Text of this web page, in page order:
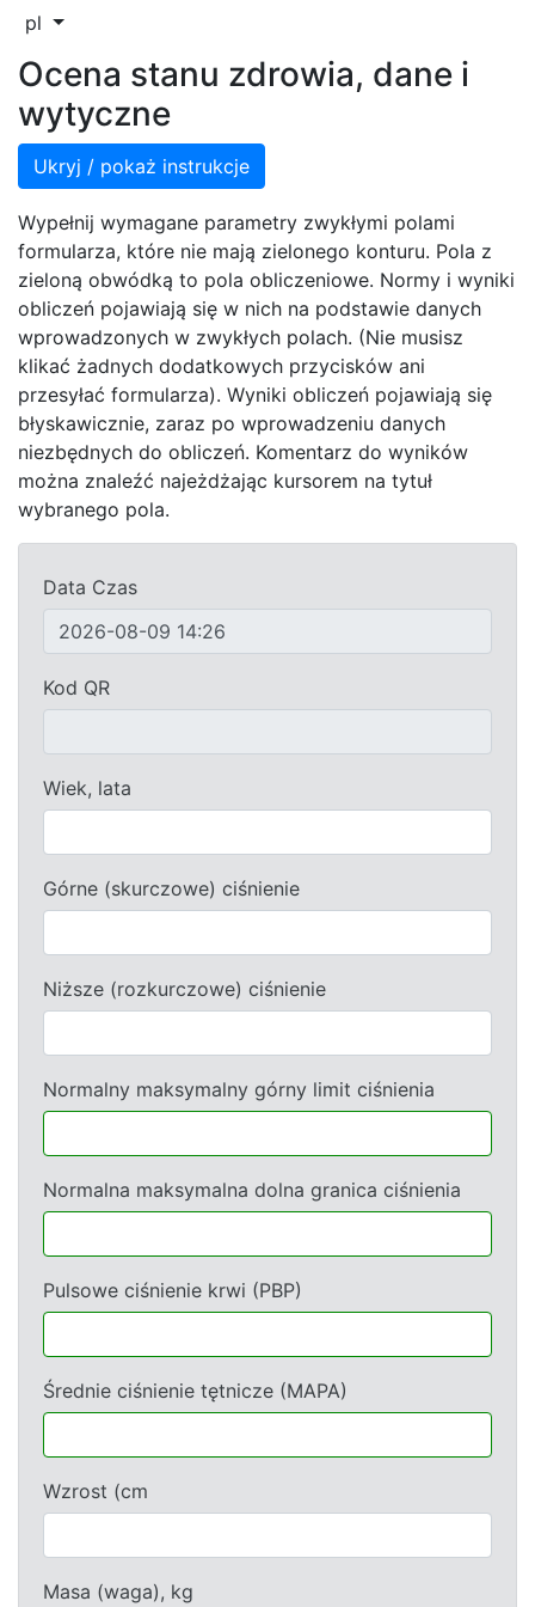
pl
Ocena stanu zdrowia, dane i
wytyczne
Ukryj / pokaż instrukcje
Wypełnij wymagane parametry zwykłymi polami
formularza, które nie mają zielonego konturu. Pola z
zieloną obwódką to pola obliczeniowe. Normy i wyniki
obliczeń pojawiają się w nich na podstawie danych
wprowadzonych w zwykłych polach. (Nie musisz
klikać żadnych dodatkowych przycisków ani
przesyłać formularza). Wyniki obliczeń pojawiają się
błyskawicznie, zaraz po wprowadzeniu danych
niezbędnych do obliczeń. Komentarz do wyników
można znaleźć najeżdżając kursorem na tytuł
wybranego pola.
Data Czas
Kod QR
Wiek, lata
Górne (skurczowe) ciśnienie
Niższe (rozkurczowe) ciśnienie
Normalny maksymalny górny limit ciśnienia
Normalna maksymalna dolna granica ciśnienia
Pulsowe ciśnienie krwi (PBP)
Średnie ciśnienie tętnicze (MAPA)
Wzrost (cm
Masa (waga), kg